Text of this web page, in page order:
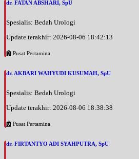
Jam 18:00 - 21:00
BPJS
Senin, 31/08/2026
EKSEKUTIF
Rabu, 02/09/2026
BPJS
Jam 19:00 - 21:00
dr. FATAN ABSHARI, SpU
Spesialis: Bedah Urologi
Update terakhir: 2026-08-06 18:42:13
Pusat Pertamina
dr. AKBARI WAHYUDI KUSUMAH, SpU
Spesialis: Bedah Urologi
Update terakhir: 2026-08-06 18:38:38
Pusat Pertamina
dr. FIRTANTYO ADI SYAHPUTRA, SpU